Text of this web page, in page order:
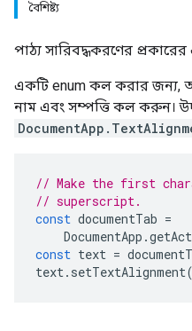
বৈশিষ্ট্য
পাঠ্য সারিবদ্ধকরণের
একটি enum কল করার জন্য,
নাম এবং সম্পত্তি কল করুন।
// Make the first
// superscript.
const documentTab =
DocumentApp .
const text =
text. setTextAlignment(